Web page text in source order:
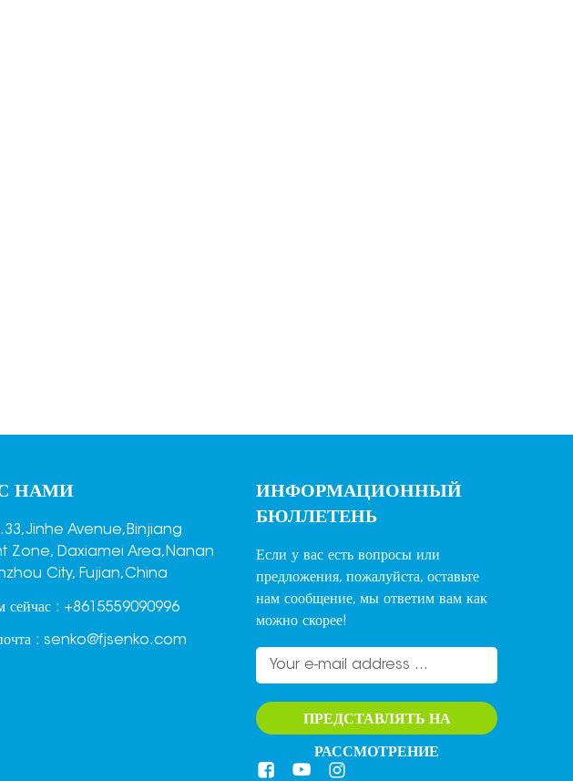
НАМИ
Avenue,Binjiang
Zone, Daxiamei Area,Nanan
City, Fujian,China
сейчас : +8615559090996
: senko@fjsenko.com
ИНФОРМАЦИОННЫЙ
БЮЛЛЕТЕНЬ
Если у вас есть вопросы или
предложения, пожалуйста, оставьте
нам сообщение, мы ответим вам как
можно скорее!
ПРЕДСТАВЛЯТЬ НА
РАССМОТРЕНИЕ